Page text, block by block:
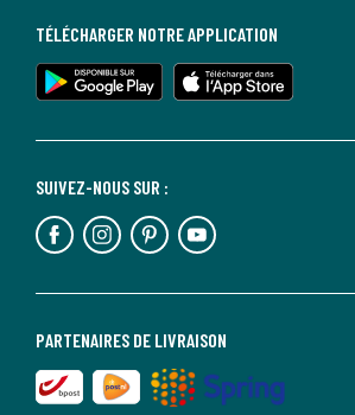
PARTENAIRES DE LIVRAISON
SUIVEZ-NOUS SUR :
TÉLÉCHARGER NOTRE APPLICATION